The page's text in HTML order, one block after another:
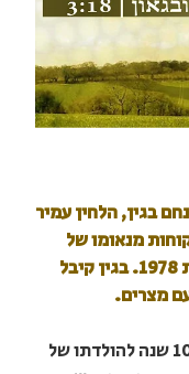
של מנחם בגין, הלחין עמיר
מנאומו של
בגין בעת קבלת פרס נובל לשלום בשנת 1978. בגין קיבל
מצרים.
מרכז מורשת בגין, מציין בימים אלו 100 שנה להולדתו של